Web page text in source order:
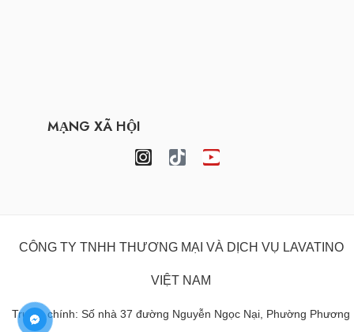
MẠNG XÃ HỘI
CÔNG TY TNHH THƯƠNG MẠI VÀ DỊCH VỤ LAVATINO
VIỆT NAM
Trụ sở chính: Số nhà 37 đường Nguyễn Ngọc Nại, Phường Phương